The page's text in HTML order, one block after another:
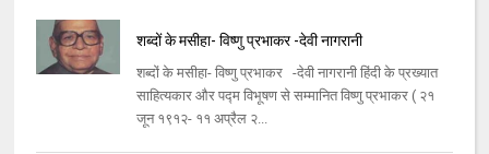
शब्दों के मसीहा- विष्णु प्रभाकर -देवी नागरानी
शब्दों के मसीहा- विष्णु प्रभाकर -देवी नागरानी हिंदी के प्रख्यात
साहित्यकार और पद्म विभूषण से सम्मानित विष्णु प्रभाकर ( २१
जून १९१२- ११ अप्रैल २...